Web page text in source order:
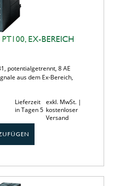
EX-BEREICH
potentialgetrennt, 8 AE
aus dem Ex-Bereich,
Lieferzeit
in Tagen 5
exkl. MwSt. |
kostenloser
Versand